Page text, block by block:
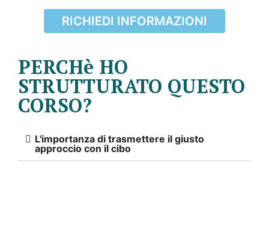
RICHIEDI INFORMAZIONI
PERCHè HO
STRUTTURATO QUESTO
CORSO?
L'importanza di trasmettere il giusto
approccio con il cibo